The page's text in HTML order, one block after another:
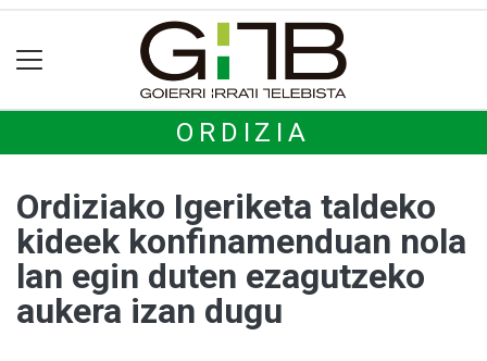
ORDIZIA
Ordiziako Igeriketa taldeko
kideek konfinamenduan nola
lan egin duten ezagutzeko
aukera izan dugu